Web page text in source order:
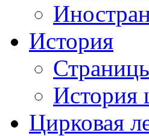
История
История
Цирковая